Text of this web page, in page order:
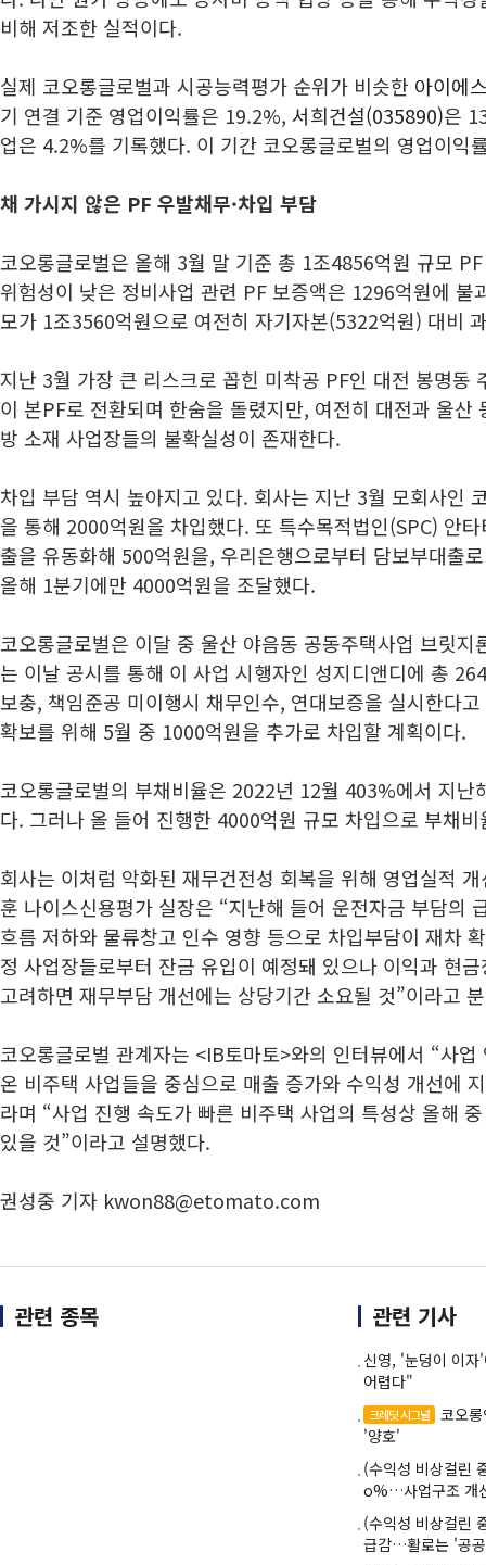
비해 저조한 실적이다.
실제 코오롱글로벌과 시공능력평가 순위가 비슷한 아이에
기 연결 기준 영업이익률은 19.2%, 서희건설(035890)은
업은 4.2%를 기록했다. 이 기간 코오롱글로벌의 영업이익
채 가시지 않은 PF 우발채무·차입 부담
코오롱글로벌은 올해 3월 말 기준 총 1조4856억원 규모
위험성이 낮은 정비사업 관련 PF 보증액은 1296억원에 불
모가 1조3560억원으로 여전히 자기자본(5322억원) 대비
지난 3월 가장 큰 리스크로 꼽힌 미착공 PF인 대전 봉명동
이 본PF로 전환되며 한숨을 돌렸지만, 여전히 대전과 울산
방 소재 사업장들의 불확실성이 존재한다.
차입 부담 역시 높아지고 있다. 회사는 지난 3월 모회사인
을 통해 2000억원을 차입했다. 또 특수목적법인(SPC) 안
출을 유동화해 500억원을, 우리은행으로부터 담보부대출
올해 1분기에만 4000억원을 조달했다.
코오롱글로벌은 이달 중 울산 야음동 공동주택사업 브릿
는 이날 공시를 통해 이 사업 시행자인 성지디앤디에 총
보충, 책임준공 미이행시 채무인수, 연대보증을 실시한다
확보를 위해 5월 중 1000억원을 추가로 차입할 계획이다.
코오롱글로벌의 부채비율은 2022년 12월 403%에서 지
다. 그러나 올 들어 진행한 4000억원 규모 차입으로 부채
회사는 이처럼 악화된 재무건전성 회복을 위해 영업실적
훈 나이스신용평가 실장은 “지난해 들어 운전자금 부담의
흐름 저하와 물류창고 인수 영향 등으로 차입부담이 재차
정 사업장들로부터 잔금 유입이 예정돼 있으나 이익과 현
고려하면 재무부담 개선에는 상당기간 소요될 것”이라고
코오롱글로벌 관계자는 <IB토마토>와의 인터뷰에서 “사
온 비주택 사업들을 중심으로 매출 증가와 수익성 개선에
라며 “사업 진행 속도가 빠른 비주택 사업의 특성상 올해
있을 것”이라고 설명했다.
권성중 기자 kwon88@etomato.com
관련 종목 관련 기사
신영, '눈덩이 이
어렵다"
크레딧 시그널
코오
'양호'
(수익성 비상걸린
o%…사업구조 개
(수익성 비상걸린
급감…활로는 '공